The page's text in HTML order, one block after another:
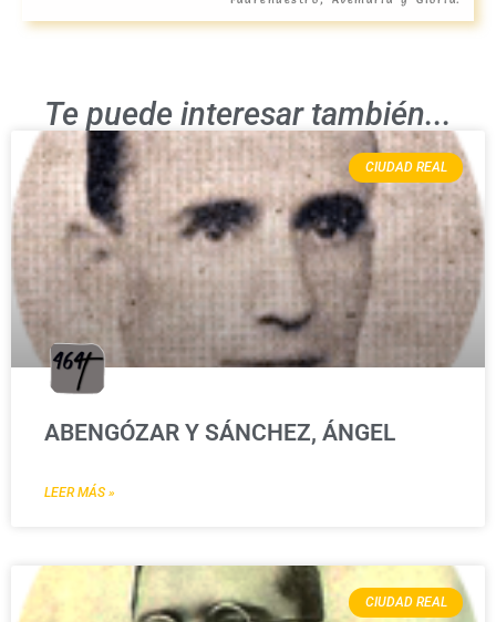
Te puede interesar también...
CIUDAD REAL
ABENGÓZAR Y SÁNCHEZ, ÁNGEL
LEER MÁS »
CIUDAD REAL